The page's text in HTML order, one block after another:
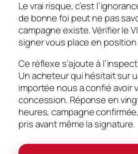
Le vrai risque, c’est
de bonne foi peut ne pas
campagne existe. Vérifier le
signer vous place en
Ce réflexe s’ajoute à
Un acheteur qui hésitait sur
importée nous a confié avoir
concession. Réponse en
heures, campagne
pris avant même la signature.